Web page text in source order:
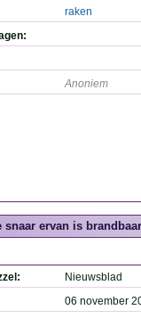
raken
Anoniem
snaar ervan is
Nieuwsblad
06 november